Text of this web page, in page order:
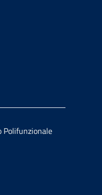
Polifunzionale